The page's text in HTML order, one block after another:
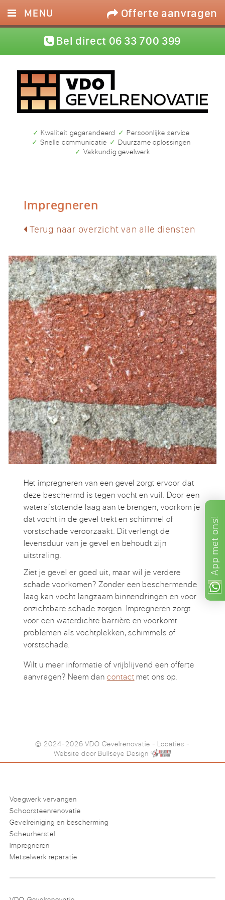
App
met
ons!
Bel direct 06 33 700 399
Offerte aanvragen
✓ Kwaliteit gegarandeerd
✓ Persoonlijke service
✓ Snelle communicatie
✓ Duurzame oplossingen
✓ Vakkundig gevelwerk
MENU
DIENSTEN
FOTO’S
REFERENTIES
Impregneren
Terug naar overzicht van alle diensten
Het impregneren van een gevel zorgt ervoor dat
deze beschermd is tegen vocht en vuil. Door een
waterafstotende laag aan te brengen, voorkom je
dat vocht in de gevel trekt en schimmel of
vorstschade veroorzaakt. Dit verlengt de
levensduur van je gevel en behoudt zijn
uitstraling.
Ziet je gevel er goed uit, maar wil je verdere
schade voorkomen? Zonder een beschermende
laag kan vocht langzaam binnendringen en voor
onzichtbare schade zorgen. Impregneren zorgt
voor een waterdichte barrière en voorkomt
problemen als vochtplekken, schimmels of
vorstschade.
Wilt u meer informatie of vrijblijvend een offerte
aanvragen? Neem dan contactmet ons op.
© 2024-2026 VDO Gevelrenovatie - Locaties -
Website door Bullseye Design
Voegwerk vervangen
Schoorsteenrenovatie
Gevelreiniging en bescherming
Scheurherstel
Impregneren
Metselwerk reparatie